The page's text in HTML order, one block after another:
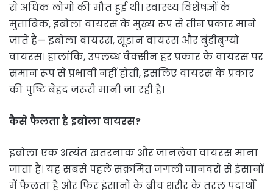
से अधिक लोगों की मौत हुई थी। स्वास्थ्य विशेषज्ञों के
मुताबिक, इबोला वायरस के मुख्य रूप से तीन प्रकार माने
जाते हैं— इबोला वायरस, सूडान वायरस और बुंडीबुग्यो
वायरस। हालांकि, उपलब्ध वैक्सीन हर प्रकार के वायरस पर
समान रूप से प्रभावी नहीं होती, इसलिए वायरस के प्रकार
की पुष्टि बेहद जरूरी मानी जा रही है।
कैसे फैलता है इबोला वायरस?
इबोला एक अत्यंत खतरनाक और जानलेवा वायरस माना
जाता है। यह सबसे पहले संक्रमित जंगली जानवरों से इंसानों
में फैलता है और फिर इंसानों के बीच शरीर के तरल पदार्थों